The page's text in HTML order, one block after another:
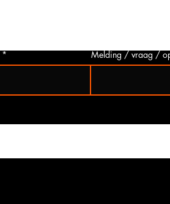
Melding / vraag /